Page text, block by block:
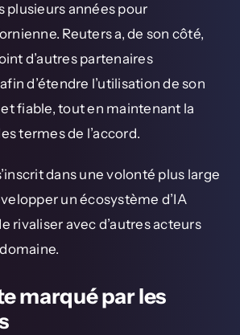
plusieurs années pour
Reuters a, de son côté,
d’autres partenaires
d’étendre l’utilisation de son
fiable, tout en maintenant la
termes de l’accord.
dans une volonté plus large
un écosystème d’IA
rivaliser avec d’autres acteurs
marqué par les